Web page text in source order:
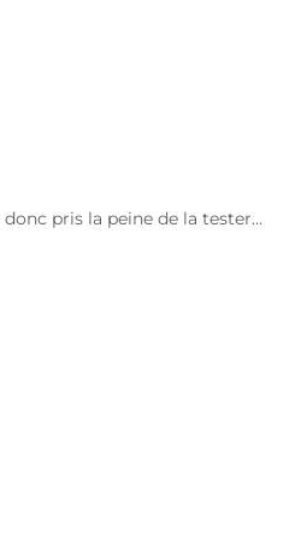
pris la peine de la tester…